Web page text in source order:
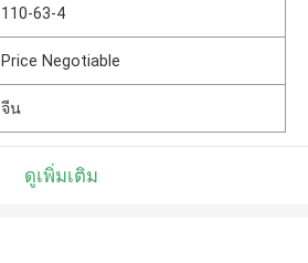
110-63-4
Price Negotiable
จีน
ดูเพิ่มเติม